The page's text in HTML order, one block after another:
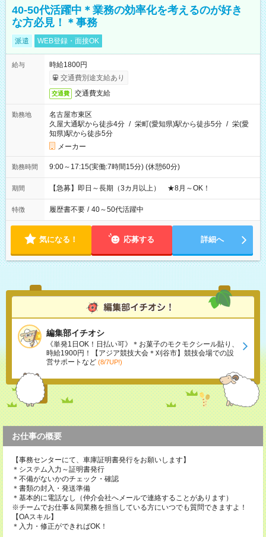
40-50代活躍中＊業務の効率化を考えるのが好き
な方必見！＊事務
派遣 WEB登録・面接OK
給与
時給1800円
交通費別途支給あり
交通費 交通費支給
勤務地
名古屋市東区
久屋大通駅から徒歩4分 / 栄町(愛知県)駅から徒歩5分 / 栄(愛
知県)駅から徒歩5分
メーカー
勤務時間 9:00～17:15(実働:7時間15分) (休憩60分)
期間 【急募】即日～長期（3カ月以上） ★8月～OK！
特徴 履歴書不要 / 40～50代活躍中
気になる！ 応募する 詳細へ
編集部イチオシ
《単発1日OK！日払い可》＊お菓子のモクモクシール貼り、
時給1900円！【アジア競技大会＊刈谷市】競技会場での設
営サポートなど (8/7UP!)
お仕事の概要
【事務センターにて、車庫証明書発行をお願いします】
＊システム入力～証明書発行
＊不備がないかのチェック・確認
＊書類の封入・発送準備
＊基本的に電話なし（仲介会社へメールで連絡することがあります）
※チームでお仕事＆同業務を担当している方にいつでも質問できますよ！
【OAスキル】
＊入力・修正ができればOK！